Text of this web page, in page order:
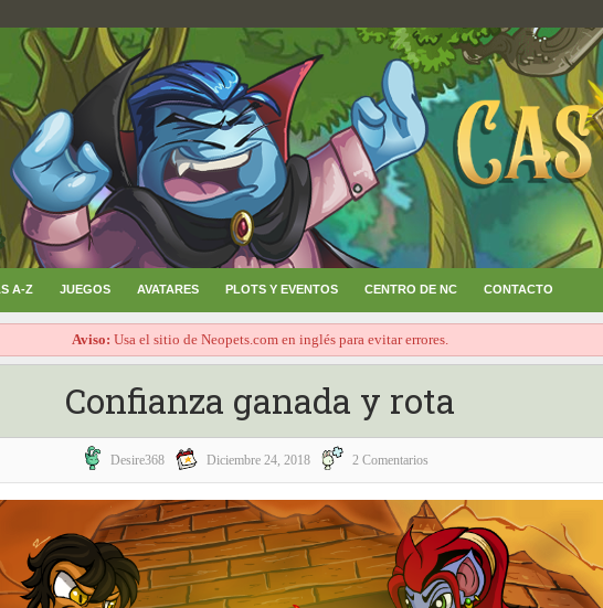
A-Z JUEGOS AVATARES PLOTS Y EVENTOS CENTRO DE NC CONTACTO
Aviso: Usa el sitio de Neopets.com en inglés para evitar errores.
Confianza ganada y rota
Desire368 Diciembre 24, 2018 2 Comentarios